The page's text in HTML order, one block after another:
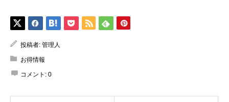
投稿者: 管理人
お得情報
コメント: 0